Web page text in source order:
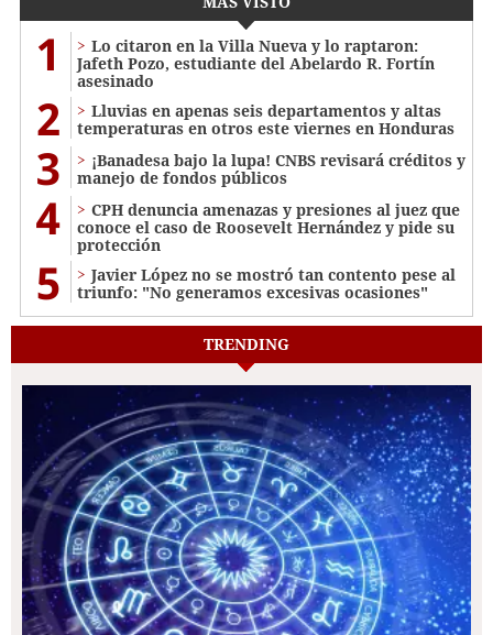
1
Lo citaron en la Villa Nueva y lo raptaron:
Jafeth Pozo, estudiante del Abelardo R. Fortín
asesinado
2
Lluvias en apenas seis departamentos y altas
temperaturas en otros este viernes en Honduras
3
¡Banadesa bajo la lupa! CNBS revisará créditos y
manejo de fondos públicos
4
CPH denuncia amenazas y presiones al juez que
conoce el caso de Roosevelt Hernández y pide su
protección
5
Javier López no se mostró tan contento pese al
triunfo: "No generamos excesivas ocasiones"
TRENDING